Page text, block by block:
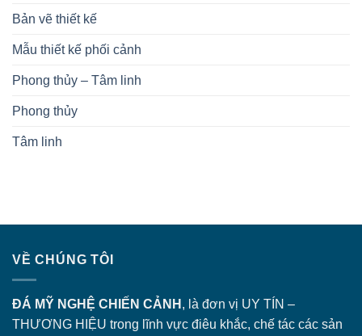
Bản vẽ thiết kế
Mẫu thiết kế phối cảnh
Phong thủy – Tâm linh
Phong thủy
Tâm linh
VỀ CHÚNG TÔI
ĐÁ MỸ NGHỆ CHIẾN CẢNH , là đơn vị UY TÍN –
THƯƠNG HIỆU trong lĩnh vực điêu khắc, chế tác các sản